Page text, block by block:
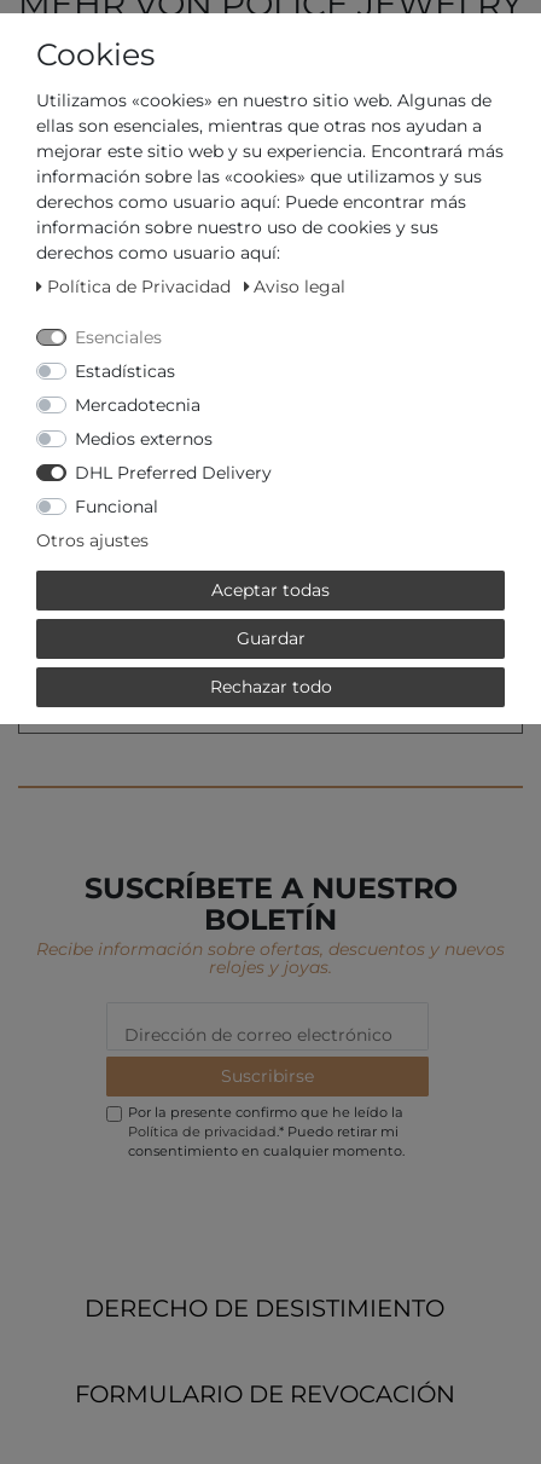
Police Jewelry Batarang 2.0
PEAGB0080802
Police Jewelry
*legal incl. IVA Más Gastos de envío
89,00 € *
PJ26563BSU.02
Police Jewelry VALORIOUS
PEAGB2120334
59,00 € *
Police Jewelry TRUCKER
PJ.25488BLB/01-A
Police Jewelry
SUSCRÍBETE A NUESTRO
BOLETÍN
Recibe información sobre ofertas, descuentos y nuevos
relojes y joyas.
Suscribirse
Por la presente confirmo que he leído la
Política de privacidad.* Puedo retirar mi
consentimiento en cualquier momento.
DERECHO DE DESISTIMIENTO
FORMULARIO DE REVOCACIÓN
Cookies
Utilizamos «cookies» en nuestro sitio web. Algunas de
ellas son esenciales, mientras que otras nos ayudan a
mejorar este sitio web y su experiencia. Encontrará más
información sobre las «cookies» que utilizamos y sus
derechos como usuario aquí: Puede encontrar más
información sobre nuestro uso de cookies y sus
derechos como usuario aquí:
Política de Privacidad
Aviso legal
Esenciales
Estadísticas
Mercadotecnia
Medios externos
DHL Preferred Delivery
Funcional
Otros ajustes
Aceptar todas
Guardar
Rechazar todo